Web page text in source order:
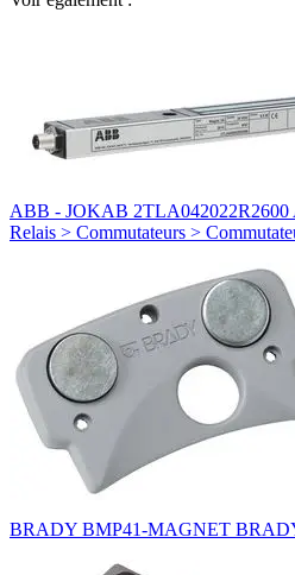
ABB - JOKAB
Relais > Commutateurs >
BRADY BMP41-MAGNET